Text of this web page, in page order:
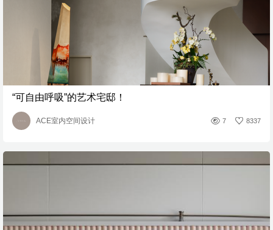
写实渲染
临摹作品
学员作品
设计创作
“可自由呼吸”的艺术宅邸！
ACE室内空间设计 7 8337